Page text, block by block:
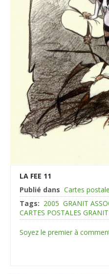
LA FEE 11
Publié dans Cartes
Tags: 2005 GRANIT
CARTES POSTALES GRANIT
Soyez le premier à